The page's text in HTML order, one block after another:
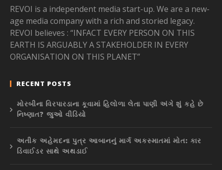
REVOI is a independent media start-up. We are a new-
age media company with a rich and storied legacy.
REVOI believes : “INFACT EVERY PERSON ON THIS
EARTH IS ARGUABLY A STAKEHOLDER IN EVERY
ORGANISATION ON THIS PLANET”
RECENT POSTS
મોરબીના વિરપારડાના કૂવામાં હિલોળા લેતા પાણી અંગે શું કહે છે
નિષ્ણાત? જુઓ વીડિયો
અતીક અહેમદના પુત્ર આબાનનું માર્ગ અકસ્માતમાં મોત: કાર
ડિવાઈડર સાથે અથડાઈ